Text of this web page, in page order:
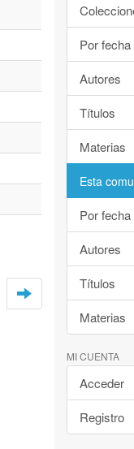
Por
Autores
Títulos
Materias
Esta
Por
Autores
Títulos
Materias
MI CUENTA
Acceder
Registro